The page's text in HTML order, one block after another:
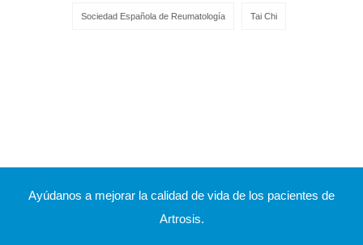
Sociedad Española de Reumatología Tai Chi
Ayúdanos a mejorar la calidad de vida de los pacientes de
Artrosis.